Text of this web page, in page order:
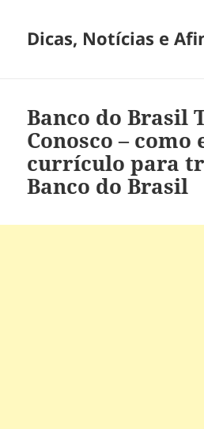
Dicas, Notícias e
Banco do Brasil
Conosco –
currículo para
Banco do Brasil